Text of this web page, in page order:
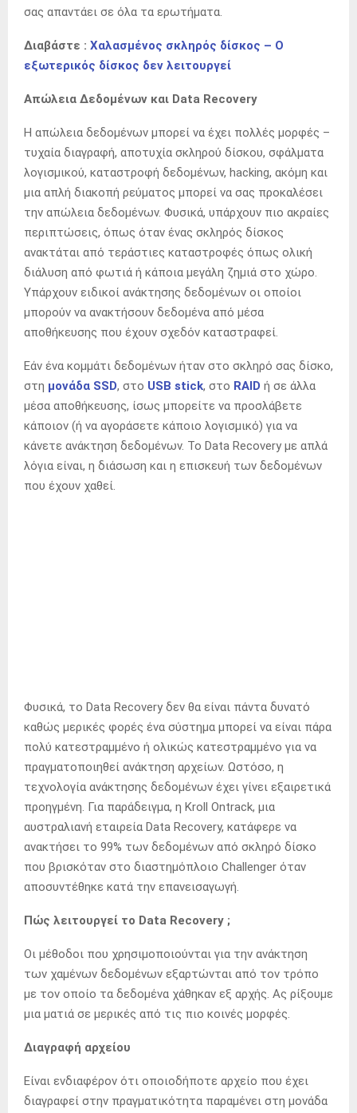
σας απαντάει σε όλα τα ερωτήματα.
Διαβάστε : Χαλασμένος σκληρός δίσκος – Ο
εξωτερικός δίσκος δεν λειτουργεί
Απώλεια Δεδομένων και Data Recovery
Η απώλεια δεδομένων μπορεί να έχει πολλές μορφές –
τυχαία διαγραφή, αποτυχία σκληρού δίσκου, σφάλματα
λογισμικού, καταστροφή δεδομένων, hacking, ακόμη και
μια απλή διακοπή ρεύματος μπορεί να σας προκαλέσει
την απώλεια δεδομένων. Φυσικά, υπάρχουν πιο ακραίες
περιπτώσεις, όπως όταν ένας σκληρός δίσκος
ανακτάται από τεράστιες καταστροφές όπως ολική
διάλυση από φωτιά ή κάποια μεγάλη ζημιά στο χώρο.
Υπάρχουν ειδικοί ανάκτησης δεδομένων οι οποίοι
μπορούν να ανακτήσουν δεδομένα από μέσα
αποθήκευσης που έχουν σχεδόν καταστραφεί.
Εάν ένα κομμάτι δεδομένων ήταν στο σκληρό σας δίσκο,
στη μονάδα SSD, στο USB stick, στο RAID ή σε άλλα
μέσα αποθήκευσης, ίσως μπορείτε να προσλάβετε
κάποιον (ή να αγοράσετε κάποιο λογισμικό) για να
κάνετε ανάκτηση δεδομένων. Το Data Recovery με απλά
λόγια είναι, η διάσωση και η επισκευή των δεδομένων
που έχουν χαθεί.
Φυσικά, το Data Recovery δεν θα είναι πάντα δυνατό
καθώς μερικές φορές ένα σύστημα μπορεί να είναι πάρα
πολύ κατεστραμμένο ή ολικώς κατεστραμμένο για να
πραγματοποιηθεί ανάκτηση αρχείων. Ωστόσο, η
τεχνολογία ανάκτησης δεδομένων έχει γίνει εξαιρετικά
προηγμένη. Για παράδειγμα, η Kroll Ontrack, μια
αυστραλιανή εταιρεία Data Recovery, κατάφερε να
ανακτήσει το 99% των δεδομένων από σκληρό δίσκο
που βρισκόταν στο διαστημόπλοιο Challenger όταν
αποσυντέθηκε κατά την επανεισαγωγή.
Πώς λειτουργεί το Data Recovery ;
Οι μέθοδοι που χρησιμοποιούνται για την ανάκτηση
των χαμένων δεδομένων εξαρτώνται από τον τρόπο
με τον οποίο τα δεδομένα χάθηκαν εξ αρχής. Ας ρίξουμε
μια ματιά σε μερικές από τις πιο κοινές μορφές.
Διαγραφή αρχείου
Είναι ενδιαφέρον ότι οποιοδήποτε αρχείο που έχει
διαγραφεί στην πραγματικότητα παραμένει στη μονάδα